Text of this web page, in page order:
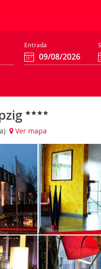
Entrada
Ver mapa